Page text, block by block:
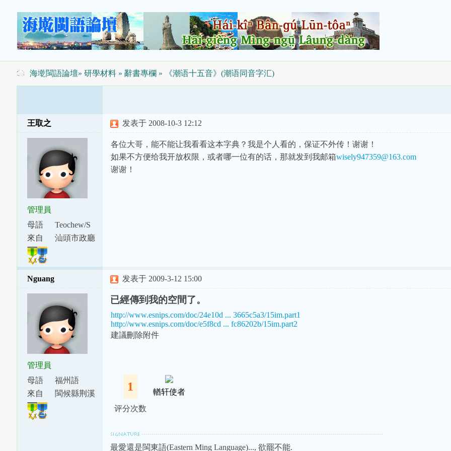
海墘閩語論壇» 研學材料» 辭書專欄 » 《潮语十五音》(潮语同音字汇)
王取之
管理員
母語
Teochew/S
watow
來自
汕頭市政廳
发表于 2008-10-3 12:12
各位大哥，能不能让我看看这本字典？我是个人看的，保证不外传！谢谢！
如果不方便给我开放权限，或者哪一位有的话，那就发到我邮箱wisely947359@163.com
谢谢！
Nguang
管理員
母語
福州語
來自
閩候縣荆溪
发表于 2009-3-12 15:00
已經傳到我的空間了。
http://www.esnips.com/doc/24e10d ... 3665c5a3/15im.part1
http://www.esnips.com/doc/e5f8cd ... fc86202b/15im.part2
建議刪除附件
1
评分次数
輶轩使者
最愛還是閩東語(Eastern Ming Language)..., 欲罷不能.